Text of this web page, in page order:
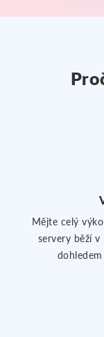
Mějte celý
servery běží